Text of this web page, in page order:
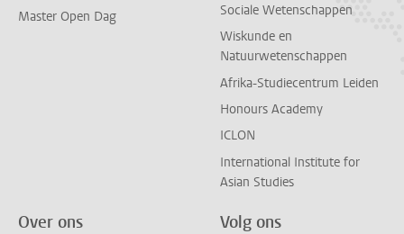
Master Open Dag
Sociale Wetenschappen
Wiskunde en
Natuurwetenschappen
Afrika-Studiecentrum Leiden
Honours Academy
ICLON
International Institute for
Asian Studies
Over ons Volg ons